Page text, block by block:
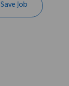
Save Job